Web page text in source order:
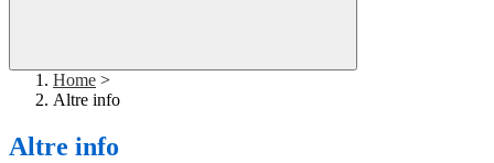
Home >
Altre info
Altre info